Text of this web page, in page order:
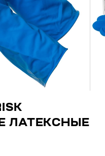
ЛАТЕКСНЫЕ